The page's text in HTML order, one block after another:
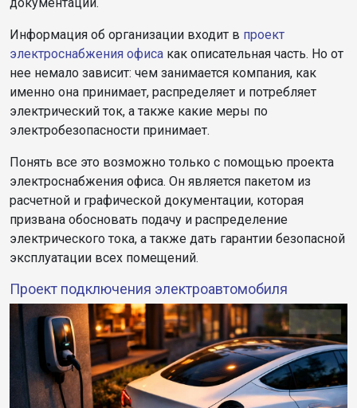
Информация об организации входит в проект
электроснабжения офиса как описательная часть. Но от
нее немало зависит: чем занимается компания, как
именно она принимает, распределяет и потребляет
электрический ток, а также какие меры по
электробезопасности принимает.
Понять все это возможно только с помощью проекта
электроснабжения офиса. Он является пакетом из
расчетной и графической документации, которая
призвана обосновать подачу и распределение
электрического тока, а также дать гарантии безопасной
эксплуатации всех помещений.
Проект подключения электроавтомобиля